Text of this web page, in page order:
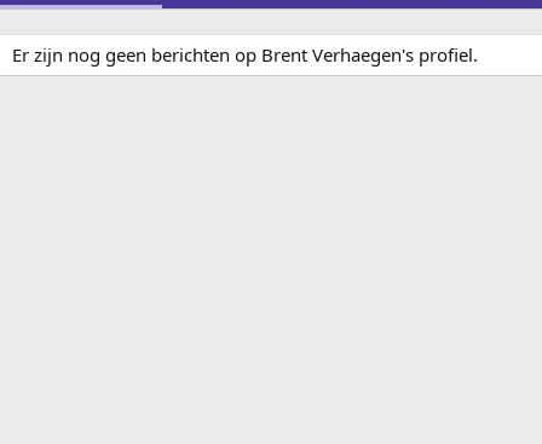
Er zijn nog geen berichten op Brent Verhaegen's profiel.